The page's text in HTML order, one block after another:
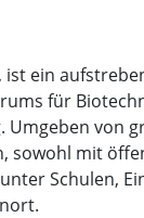
ein
für
von
sowohl mit
Schulen,